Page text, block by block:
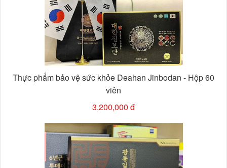
Thực phẩm bảo vệ sức khỏe Deahan Jinbodan - Hộp 60
viên
3,200,000 đ